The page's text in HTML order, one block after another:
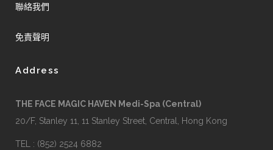
聯絡我們
免責聲明
Address
THE FACE MAGIC HAVEN Medi-Spa (Central)
20/F, Stanley 11, 11 Stanley Street, Central, Hong Kong
TEL : (852) 2524 6882